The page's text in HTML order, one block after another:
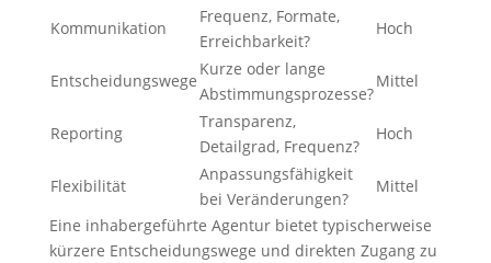
Kommunikation
Frequenz, Formate,
Erreichbarkeit?
Hoch
Entscheidungswege
Kurze oder lange
Abstimmungsprozesse?
Mittel
Reporting
Transparenz,
Detailgrad, Frequenz?
Hoch
Flexibilität
Anpassungsfähigkeit
bei Veränderungen?
Mittel
Eine inhabergeführte Agentur bietet typischerweise
kürzere Entscheidungswege und direkten Zugang zu